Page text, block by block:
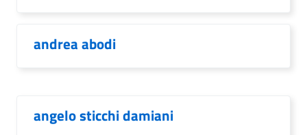
andrea abodi
angelo sticchi damiani